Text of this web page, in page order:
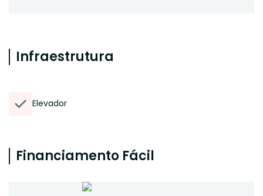
Infraestrutura
Elevador
Financiamento Fácil